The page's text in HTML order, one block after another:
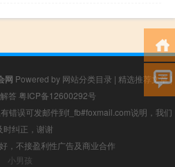
网 Powered by 网站分类目录 | 精选推荐文章|
答 粤ICP备12600292号
错误可发邮件到f_fb#foxmail.com说明，我们
时纠正，谢谢
，不接盈利性广告及商业合作
小男孩